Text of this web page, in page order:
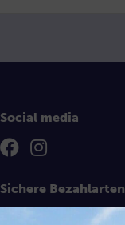
Social media
Sichere Bezahlarten